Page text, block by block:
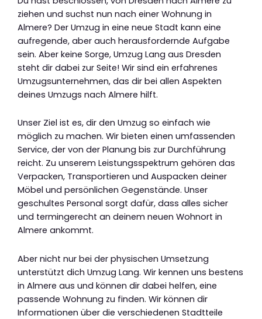
ziehen und suchst nun nach einer Wohnung in
Almere? Der Umzug in eine neue Stadt kann eine
aufregende, aber auch herausfordernde Aufgabe
sein. Aber keine Sorge, Umzug Lang aus Dresden
steht dir dabei zur Seite! Wir sind ein erfahrenes
Umzugsunternehmen, das dir bei allen Aspekten
deines Umzugs nach Almere hilft.
Unser Ziel ist es, dir den Umzug so einfach wie
möglich zu machen. Wir bieten einen umfassenden
Service, der von der Planung bis zur Durchführung
reicht. Zu unserem Leistungsspektrum gehören das
Verpacken, Transportieren und Auspacken deiner
Möbel und persönlichen Gegenstände. Unser
geschultes Personal sorgt dafür, dass alles sicher
und termingerecht an deinem neuen Wohnort in
Almere ankommt.
Aber nicht nur bei der physischen Umsetzung
unterstützt dich Umzug Lang. Wir kennen uns bestens
in Almere aus und können dir dabei helfen, eine
passende Wohnung zu finden. Wir können dir
Informationen über die verschiedenen Stadtteile